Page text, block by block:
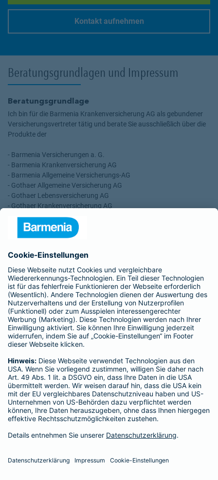
Kontakt aufnehmen
Beratungsgrundlagen und Impressum
Beratungsgrundlage
Ich bin für die Barmenia Krankenversicherung AG als gebundener
Versicherungsvertreter tätig und berate Sie ausschließlich über die
Produkte der
- Barmenia Versicherungen a. G.
- Barmenia Krankenversicherung AG
- Barmenia Allgemeine Versicherungs-AG
- Gothaer Allgemeine Versicherung AG
- Gothaer Lebensversicherung AG
- Gothaer Krankenversicherung AG
- ROLAND Rechtsschutz-Versicherungs-AG
- ROLAND Schutzbrief-Versicherung AG
Vergütungen, die in der zu entrichtenden Versicherungsprämie
enthalten sind.
Schlichtungsstellen
Für Lebens- und Sachversicherungen:
Verein Versicherungsombudsmann eV,
Postfach 080632, 10006 Berlin
Für private Krankenversicherungen:
Ombudsmann für private Kranken- / Pflege-Versicherungen,
Postfach 060222, 10052 Berlin
Impressum
Barmenia Versicherung - De Vries GmbH
Königstr. 76
Tel. 0173 6171967